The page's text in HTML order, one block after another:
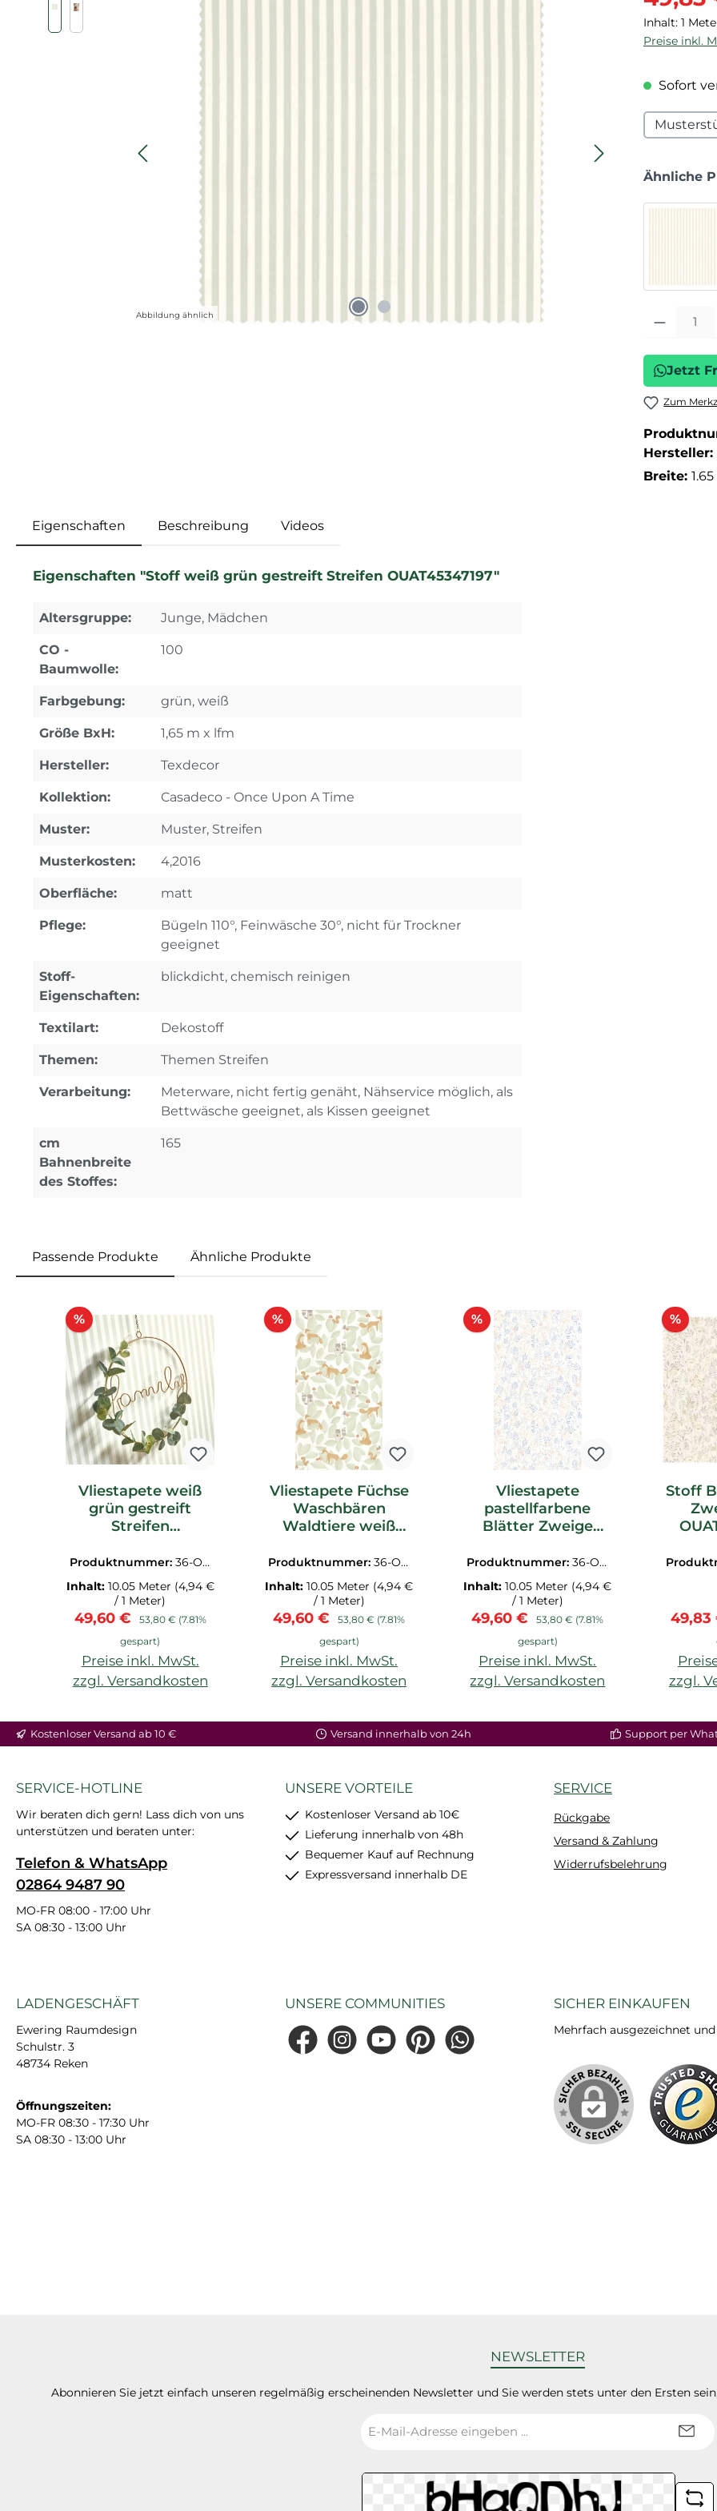
Abbildung ähnlich
Inhalt: 1
Preise inkl.
Sofort
Ähnliche
Produkt
Jetzt
Zum
Hersteller:
Breite:
Eigenschaften Beschreibung Videos
Eigenschaften "Stoff weiß grün gestreift Streifen OUAT45347197"
Altersgruppe: Junge, Mädchen
CO -
Baumwolle:
100
Farbgebung: grün, weiß
Größe BxH: 1,65 m x lfm
Hersteller: Texdecor
Kollektion: Casadeco - Once Upon A Time
Muster: Muster, Streifen
Musterkosten: 4,2016
Oberfläche: matt
Pflege:
Bügeln 110°, Feinwäsche 30°, nicht für Trockner
geeignet
Stoff-
Eigenschaften:
blickdicht, chemisch reinigen
Textilart: Dekostoff
Themen: Themen Streifen
Verarbeitung:
Meterware, nicht fertig genäht, Nähservice möglich, als
Bettwäsche geeignet, als Kissen geeignet
cm
Bahnenbreite
des Stoffes:
165
Passende Produkte Ähnliche Produkte
%Rabatt
Vliestapete weiß
grün gestreift
Streifen
Produktnummer: 36-OU
AT29887589.1M
Inhalt: 10.05 Meter (4,94 €
/ 1 Meter)
Verkaufspreis:
49,60 € Regulärer Preis:
53,80 € (7.81%
gespart)
Preise inkl. MwSt.
zzgl. Versandkosten
%Rabatt
Vliestapete Füchse
Waschbären
Waldtiere weiß
OUAT88277253
Produktnummer:36-OU
AT88277253.1M
Inhalt:10.05 Meter (4,94 €
/ 1 Meter)
Verkaufspreis:
49,60 € Regulärer Preis:
53,80 € (7.81%
gespart)
Preise inkl. MwSt.
zzgl. Versandkosten
%Rabatt
Vliestapete
pastellfarbene
Blätter Zweige
OUAT88326782
Produktnummer:36-OU
AT88326782.1M
Inhalt:10.05 Meter (4,94 €
/ 1 Meter)
Verkaufspreis:
49,60 € Regulärer Preis:
53,80 € (7.81%
gespart)
Preise inkl. MwSt.
zzgl. Versandkosten
%
Stoff
zzgl.
Kostenloser Versand ab 10 € Versand innerhalb von 24h Support per
SERVICE-HOTLINE
Wir beraten dich gern! Lass dich von uns
unterstützen und beraten unter:
Telefon & WhatsApp
02864 9487 90
MO-FR 08:00 - 17:00 Uhr
SA 08:30 - 13:00 Uhr
UNSERE VORTEILE
Kostenloser Versand ab 10€
Lieferung innerhalb von 48h
Bequemer Kauf auf Rechnung
Expressversand innerhalb DE
SERVICE
Rückgabe
Versand & Zahlung
Widerrufsbelehrung
LADENGESCHÄFT
Ewering Raumdesign
Schulstr. 3
48734 Reken
Öffnungszeiten:
MO-FR 08:30 - 17:30 Uhr
SA 08:30 - 13:00 Uhr
UNSERE COMMUNITIES
FacebookInstagramYouTubePinterestWhatsApp
SICHER EINKAUFEN
Mehrfach ausgezeichnet
NEWSLETTER
Abonnieren Sie jetzt einfach unseren regelmäßig erscheinenden Newsletter und Sie werden stets unter den Ersten
Mail-
*